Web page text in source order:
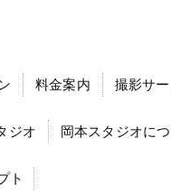
料金案内 撮影サ
ジオ 岡本スタジオに
ト